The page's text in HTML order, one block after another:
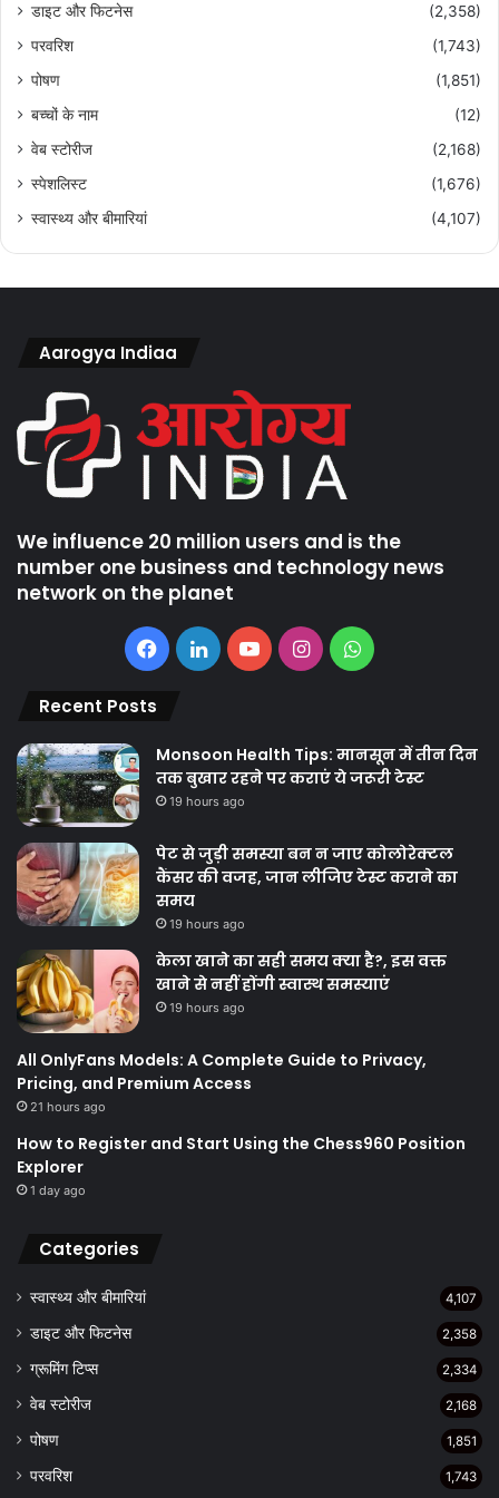
डाइट और फिटनेस
(2,358)
परवरिश
(1,743)
पोषण
(1,851)
बच्चों के नाम
(12)
वेब स्टोरीज
(2,168)
स्पेशलिस्ट
(1,676)
स्वास्थ्य और बीमारियां
(4,107)
Aarogya Indiaa
We influence 20 million users and is the
number one business and technology news
network on the planet
Facebook
LinkedInYouTubeInstagramWhatsApp
Recent Posts
Monsoon Health Tips: मानसून में तीन दिन
तक बुखार रहने पर कराएं ये जरूरी टेस्ट
19 hours ago
पेट से जुड़ी समस्या बन न जाए कोलोरेक्टल
कैंसर की वजह, जान लीजिए टेस्ट कराने का
समय
19 hours ago
केला खाने का सही समय क्‍या है?, इस वक्त
खाने से नहीं होंगी स्वास्थ समस्याएं
19 hours ago
All OnlyFans Models: A Complete Guide to Privacy,
Pricing, and Premium Access
21 hours ago
How to Register and Start Using the Chess960 Position
Explorer
1 day ago
Categories
स्वास्थ्य और बीमारियां 4,107
डाइट और फिटनेस 2,358
ग्रूमिंग टिप्स 2,334
वेब स्टोरीज 2,168
पोषण 1,851
परवरिश 1,743